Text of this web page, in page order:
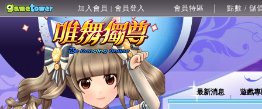
加入會員 | 會員登入 會員特區 點數 / 儲
最新消息 遊戲